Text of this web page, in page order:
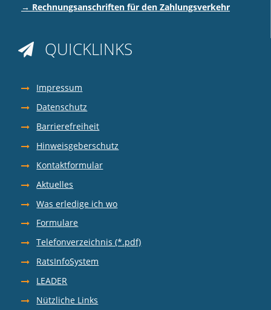
→ Rechnungsanschriften für den Zahlungsverkehr
 QUICKLINKS
Impressum
Datenschutz
Barrierefreiheit
Hinweisgeberschutz
Kontaktformular
Aktuelles
Was erledige ich wo
Formulare
Telefonverzeichnis (*.pdf)
RatsInfoSystem
LEADER
Nützliche Links